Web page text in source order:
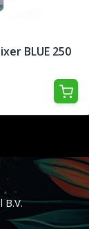
BLUE 250
B.V.